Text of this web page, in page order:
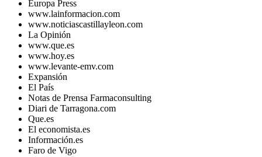
Europa Press
www.lainformacion.com
www.noticiascastillayleon.com
La Opinión
www.que.es
www.hoy.es
www.levante-emv.com
Expansión
El País
Notas de Prensa Farmaconsulting
Diari de Tarragona.com
Que.es
El economista.es
Información.es
Faro de Vigo